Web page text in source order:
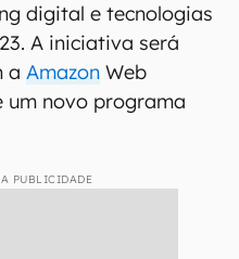
digital e tecnologias
A iniciativa será
a Amazon Web
um novo programa
PUBLICIDADE